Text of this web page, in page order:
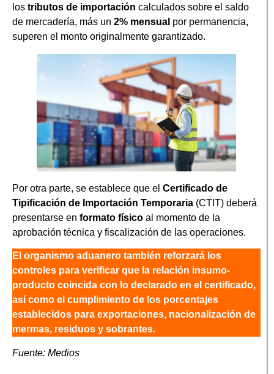
los tributos de importación calculados sobre el saldo
de mercadería, más un 2% mensual por permanencia,
superen el monto originalmente garantizado.
Por otra parte, se establece que el Certificado de
Tipificación de Importación Temporaria (CTIT) deberá
presentarse en formato físico al momento de la
aprobación técnica y fiscalización de las operaciones.
El organismo aduanero también reforzará los
controles para verificar que la relación insumo-
producto coincida con lo declarado en el certificado,
así como el cumplimiento de los porcentajes
establecidos para exportaciones, nacionalización de
mermas, residuos y sobrantes.
Fuente: Medios